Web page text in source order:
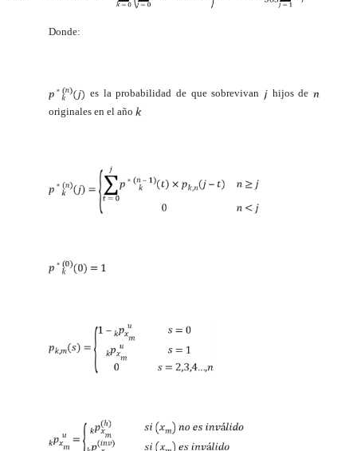
Donde:
es la probabilidad de que sobrevivan
hijos de
originales en el año